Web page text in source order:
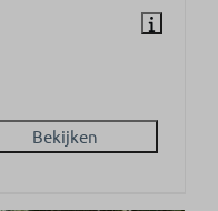
Bekijken